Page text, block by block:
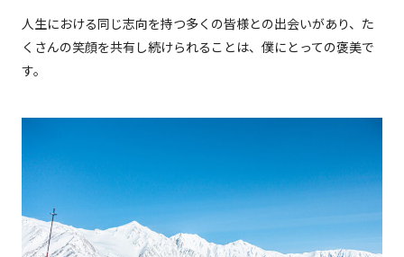
人生における同じ志向を持つ多くの皆様との出会いがあり、た
くさんの笑顔を共有し続けられることは、僕にとっての褒美で
す。